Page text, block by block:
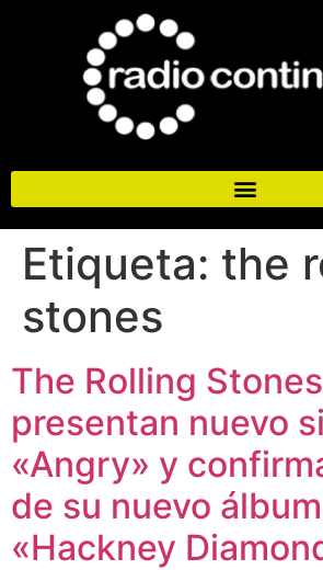
Etiqueta: the
stones
The Rolling Stones
presentan nuevo
«Angry» y
de su nuevo álbum
«Hackney